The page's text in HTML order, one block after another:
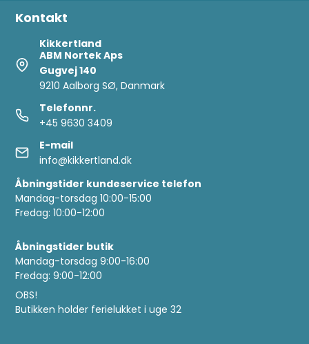
Kontakt
Kikkertland
ABM Nortek Aps
Gugvej 140
9210 Aalborg SØ, Danmark
Telefonnr.
+45 9630 3409
E-mail
info@kikkertland.dk
Åbningstider kundeservice telefon
Mandag-torsdag 10:00-15:00
Fredag: 10:00-12:00
Åbningstider butik
Mandag-torsdag 9:00-16:00
Fredag: 9:00-12:00
OBS!
Butikken holder ferielukket i uge 32